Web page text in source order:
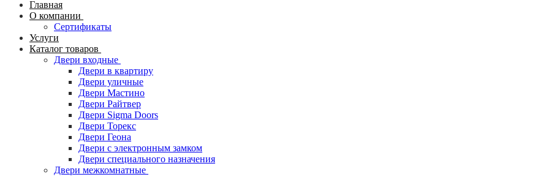
Главная
О компании
Сертификаты
Услуги
Каталог товаров
Двери входные
Двери в квартиру
Двери уличные
Двери Мастино
Двери Райтвер
Двери Sigma Doors
Двери Торекс
Двери Геона
Двери с электронным замком
Двери специального назначения
Двери межкомнатные